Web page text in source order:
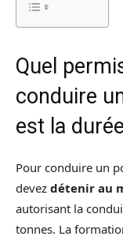
Quel
conduire
est la
Pour conduire un
devez détenir au
autorisant la
tonnes. La